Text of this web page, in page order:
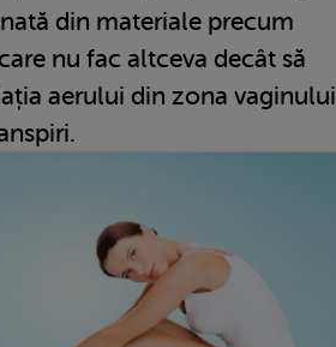
din materiale precum
nu fac altceva decât să
aerului din zona vaginului